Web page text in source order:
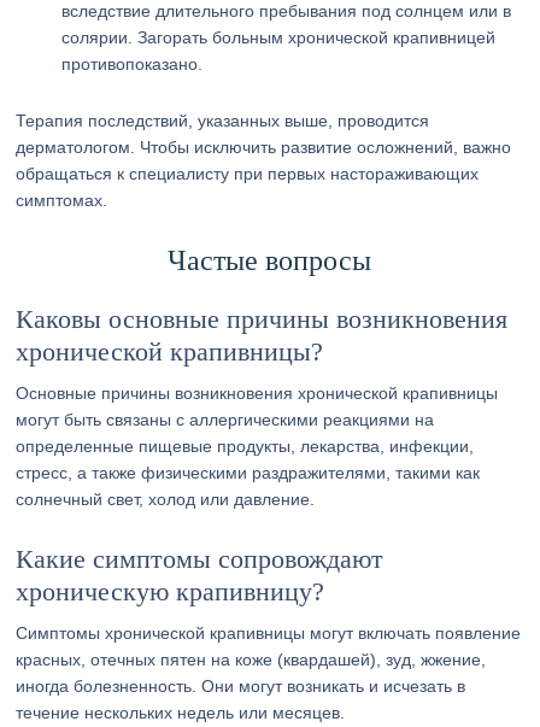
вследствие длительного пребывания под солнцем или в
солярии. Загорать больным хронической крапивницей
противопоказано.
Терапия последствий, указанных выше, проводится
дерматологом. Чтобы исключить развитие осложнений, важно
обращаться к специалисту при первых настораживающих
симптомах.
Частые вопросы
Каковы основные причины возникновения
хронической крапивницы?
Основные причины возникновения хронической крапивницы
могут быть связаны с аллергическими реакциями на
определенные пищевые продукты, лекарства, инфекции,
стресс, а также физическими раздражителями, такими как
солнечный свет, холод или давление.
Какие симптомы сопровождают
хроническую крапивницу?
Симптомы хронической крапивницы могут включать появление
красных, отечных пятен на коже (квардашей), зуд, жжение,
иногда болезненность. Они могут возникать и исчезать в
течение нескольких недель или месяцев.